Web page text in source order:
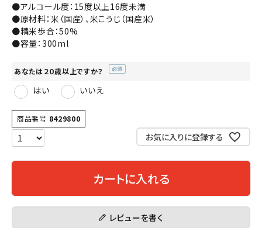
meeting_room ログイン person 会員登録
●アルコール度：15度以上16度未満
●原材料：米（国産）、米こうじ（国産米）
●精米歩合：50%
●容量：300ml
あなたは２０歳以上ですか？
はい いいえ
商品番号 8429800
お気に入りに登録する
カートに入れる
レビューを書く